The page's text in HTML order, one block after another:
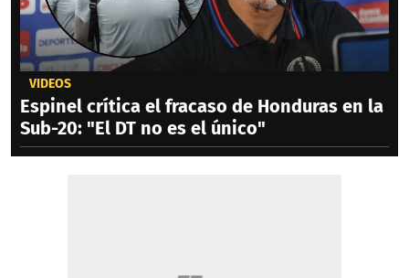
VIDEOS
Espinel crítica el fracaso de Honduras en la
Sub-20: "El DT no es el único"